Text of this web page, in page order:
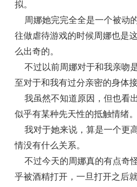
拟。
周娜她完完全全是一个被动
往做虐待游戏的时候周娜也是
么出奇的。
不过以前周娜对于和我亲吻
至对于和我有过分亲密的身体
我虽然不知道原因，但也看
似乎有某种先天性的抵触情绪。
我对于她来说，算是一个更
情没有什么关系。
不过今天的周娜真的有点奇
乎被酒精打开，一旦打开之后